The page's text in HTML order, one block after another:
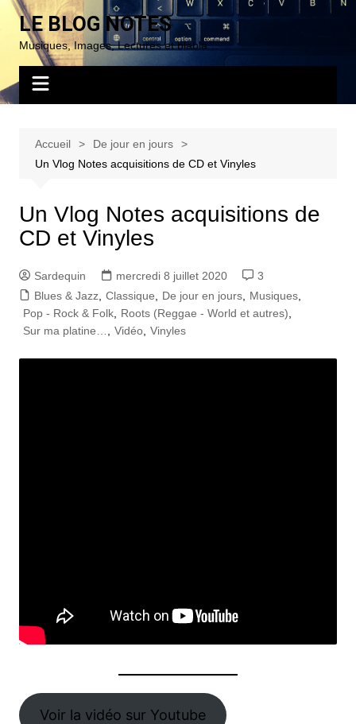
Aller
contenu
LE BLOG NOTES
Musiques, Images, Lectures et blabla…
Accueil
De jour en jours
Un Vlog Notes acquisitions de CD et Vinyles
Un Vlog Notes acquisitions de
CD et Vinyles
Sardequin mercredi 8 juillet 2020
3
Blues & Jazz, Classique De jour en jours, Musiques,
Pop - Rock & Folk, Roots (Reggae - World et autres)
Sur ma platine…
Vidéo, Vinyles
Voir la vidéo sur Youtube